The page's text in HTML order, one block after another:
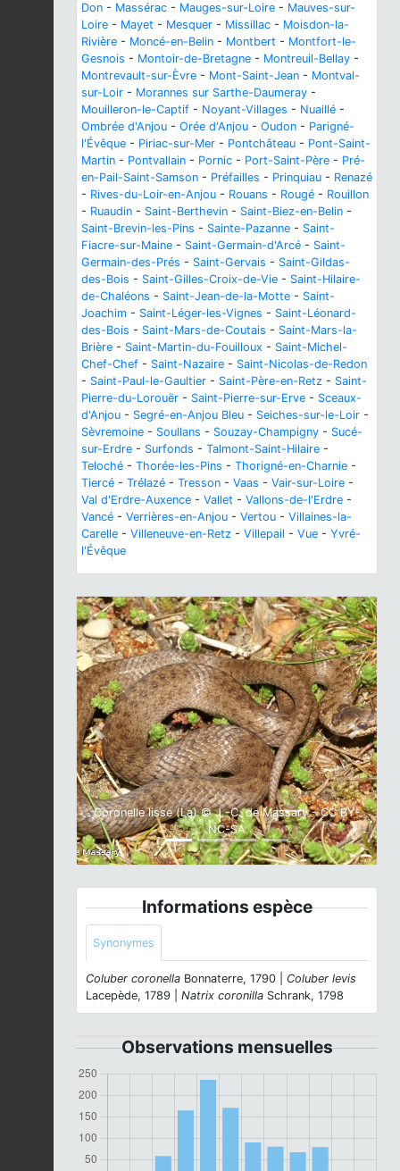
Don - Massérac - Mauges-sur-Loire - Mauves-sur-
Loire - Mayet - Mesquer - Missillac - Moisdon-la-
Rivière - Moncé-en-Belin - Montbert - Montfort-le-
Gesnois - Montoir-de-Bretagne - Montreuil-Bellay -
Montrevault-sur-Èvre - Mont-Saint-Jean - Montval-
sur-Loir - Morannes sur Sarthe-Daumeray -
Mouilleron-le-Captif - Noyant-Villages - Nuaillé -
Ombrée d'Anjou - Orée d'Anjou - Oudon - Parigné-
l'Évêque - Piriac-sur-Mer - Pontchâteau - Pont-Saint-
Martin - Pontvallain - Pornic - Port-Saint-Père - Pré-
en-Pail-Saint-Samson - Préfailles - Prinquiau - Renazé
- Rives-du-Loir-en-Anjou - Rouans - Rougé - Rouillon
- Ruaudin - Saint-Berthevin - Saint-Biez-en-Belin -
Saint-Brevin-les-Pins - Sainte-Pazanne - Saint-
Fiacre-sur-Maine - Saint-Germain-d'Arcé - Saint-
Germain-des-Prés - Saint-Gervais - Saint-Gildas-
des-Bois - Saint-Gilles-Croix-de-Vie - Saint-Hilaire-
de-Chaléons - Saint-Jean-de-la-Motte - Saint-
Joachim - Saint-Léger-les-Vignes - Saint-Léonard-
des-Bois - Saint-Mars-de-Coutais - Saint-Mars-la-
Brière - Saint-Martin-du-Fouilloux - Saint-Michel-
Chef-Chef - Saint-Nazaire - Saint-Nicolas-de-Redon
- Saint-Paul-le-Gaultier - Saint-Père-en-Retz - Saint-
Pierre-du-Lorouër - Saint-Pierre-sur-Erve - Sceaux-
d'Anjou - Segré-en-Anjou Bleu - Seiches-sur-le-Loir -
Sèvremoine - Soullans - Souzay-Champigny - Sucé-
sur-Erdre - Surfonds - Talmont-Saint-Hilaire -
Teloché - Thorée-les-Pins - Thorigné-en-Charnie -
Tiercé - Trélazé - Tresson - Vaas - Vair-sur-Loire -
Val d'Erdre-Auxence - Vallet - Vallons-de-l'Erdre -
Vancé - Verrières-en-Anjou - Vertou - Villaines-la-
Carelle - Villeneuve-en-Retz - Villepail - Vue - Yvré-
l'Évêque
Coronelle lisse (La) © J.-C. de Massary - CC BY-
NC-SA
Previous Next
Informations espèce
Synonymes
Coluber coronella Bonnaterre, 1790 | Coluber levis
Lacepède, 1789 | Natrix coronilla Schrank, 1798
Observations mensuelles